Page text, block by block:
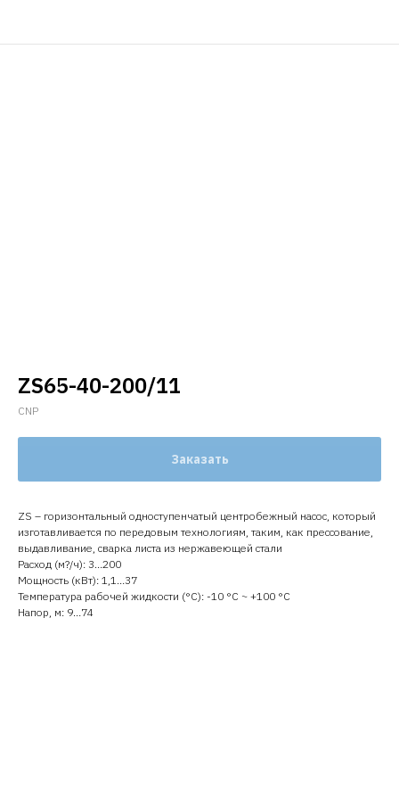
ZS65-40-200/11
CNP
Заказать
ZS – горизонтальный одноступенчатый центробежный насос, который
изготавливается по передовым технологиям, таким, как прессование,
выдавливание, сварка листа из нержавеющей стали
Расход (м?/ч): 3…200
Мощность (кВт): 1,1…37
Температура рабочей жидкости (°C): -10 °С ~ +100 °С
Напор, м: 9…74